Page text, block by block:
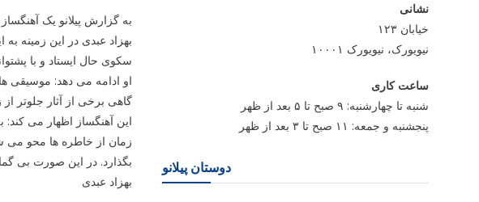
به گزارش پیلانو یک
بهزاد عبدی در این زمینه
سکوی حال ایستاد و با
او ادامه می دهد: موسیقی
گاهی برخی از آثار جلوتر
این آهنگساز اظهار می
زمان از خاطره ها محو می
بگذارد. در این صورت بی
بهزاد عبدی
نشانی
خیابان ۱۲۳
نیویورک، نیویورک ۱۰۰۰۱
ساعت کاری
شنبه تا چهارشنبه: ۹ صبح تا ۵ بعد از ظهر
پنجشنبه و جمعه: ۱۱ صبح تا ۳ بعد از ظهر
دوستان پیلانو